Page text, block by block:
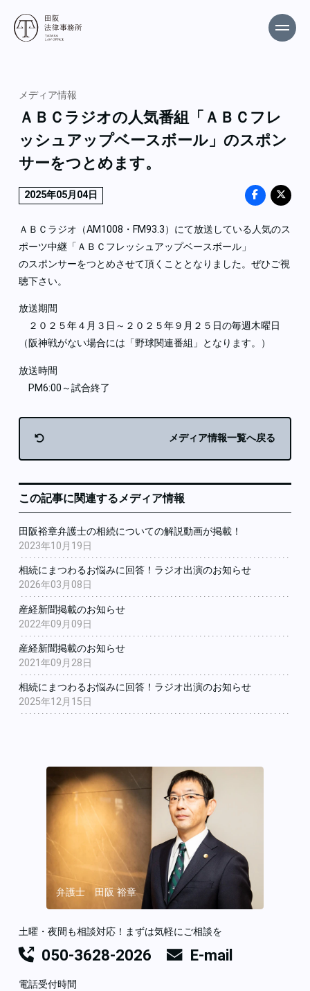
メディア情報
ＡＢＣラジオの人気番組「ＡＢＣフレ
ッシュアップベースボール」のスポン
サーをつとめます。
2025年05月04日
ＡＢＣラジオ（AM1008・FM93.3）にて放送している人気のス
ポーツ中継「ＡＢＣフレッシュアップベースボール」
のスポンサーをつとめさせて頂くこととなりました。ぜひご視
聴下さい。
放送期間
２０２５年４月３日～２０２５年９月２５日の毎週木曜日
（阪神戦がない場合には「野球関連番組」となります。）
放送時間
PM6:00～試合終了
メディア情報一覧へ戻る
この記事に関連するメディア情報
田阪裕章弁護士の相続についての解説動画が掲載！
2023年10月19日
相続にまつわるお悩みに回答！ラジオ出演のお知らせ
2026年03月08日
産経新聞掲載のお知らせ
2022年09月09日
産経新聞掲載のお知らせ
2021年09月28日
相続にまつわるお悩みに回答！ラジオ出演のお知らせ
2025年12月15日
弁護士 田阪 裕章
土曜・夜間も相談対応！まずは気軽にご相談を
050-3628-2026 E-mail
電話受付時間